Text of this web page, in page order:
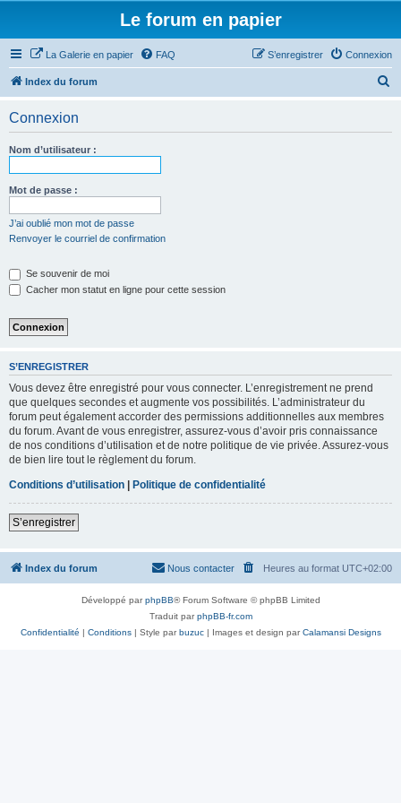
Le forum en papier
La Galerie en papier FAQ Connexion
S’enregistrer
Index du forum
Connexion
Nom d’utilisateur :
Mot de passe :
J’ai oublié mon mot de passe
Renvoyer le courriel de confirmation
Se souvenir de moi
Cacher mon statut en ligne pour cette session
S’ENREGISTRER
Vous devez être enregistré pour vous connecter. L’enregistrement ne prend
que quelques secondes et augmente vos possibilités. L’administrateur du
forum peut également accorder des permissions additionnelles aux membres
du forum. Avant de vous enregistrer, assurez-vous d’avoir pris connaissance
de nos conditions d’utilisation et de notre politique de vie privée. Assurez-vous
de bien lire tout le règlement du forum.
Conditions d’utilisation | Politique de confidentialité
S’enregistrer
Index du forum Heures au format UTC+02:00
Nous contacter
Développé parphpBB® Forum Software © phpBB Limited
Traduit parphpBB-fr.com
Confidentialité | Conditions| Style parbuzuc| Images et design parCalamansi Designs